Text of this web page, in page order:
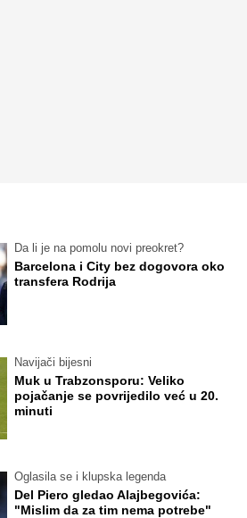
Da li je na pomolu novi preokret?
Barcelona i City bez dogovora oko
transfera Rodrija
Navijači bijesni
Muk u Trabzonsporu: Veliko
pojačanje se povrijedilo već u 20.
minuti
Oglasila se i klupska legenda
Del Piero gledao Alajbegovića:
"Mislim da za tim nema potrebe"